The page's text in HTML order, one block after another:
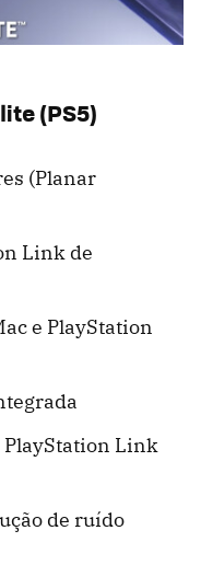
(PS5)
(Planar
Link de
e PlayStation
Link
de ruído